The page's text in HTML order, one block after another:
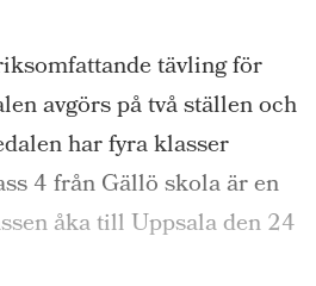
tävling för
avgörs på två ställen och
har fyra klasser
4 från Gällö skola är en
åka till Uppsala den 24